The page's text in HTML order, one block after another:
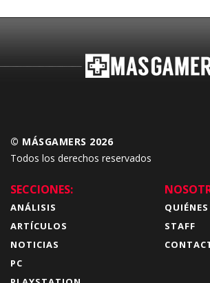
© MÁSGAMERS 2026
Todos los derechos reservados
SECCIONES:
ANÁLISIS
ARTÍCULOS
NOTICIAS
PC
STAFF